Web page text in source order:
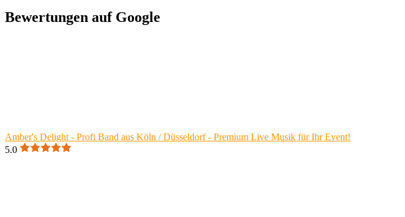
Bewertungen auf Google
Amber's Delight - Profi Band aus Köln / Düsseldorf - Premium Live Musik für Ihr Event!
5.0